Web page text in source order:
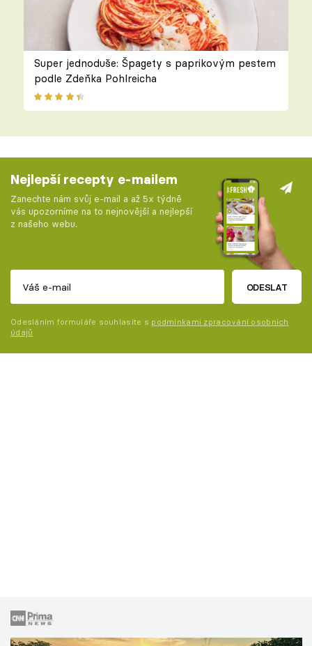
Super jednoduše: Špagety s paprikovým pestem
podle Zdeňka Pohlreicha
Nejlepší recepty e-mailem
Zanechte nám svůj e-mail a až 5x týdně
vás upozorníme na to nejnovější a nejlepší
z našeho webu.
ODESLAT
Odesláním formuláře souhlasíte s podmínkami zpracování osobních
údajů